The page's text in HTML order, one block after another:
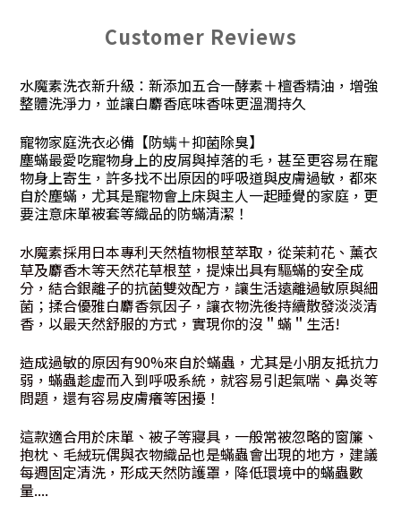
Customer Reviews
水魔素洗衣新升級：新添加五合一酵素＋檀香精油，增強
整體洗淨力，並讓白麝香底味香味更溫潤持久
寵物家庭洗衣必備【防螨＋抑菌除臭】
塵蟎最愛吃寵物身上的皮屑與掉落的毛，甚至更容易在寵
物身上寄生，許多找不出原因的呼吸道與皮膚過敏，都來
自於塵蟎，尤其是寵物會上床與主人一起睡覺的家庭，更
要注意床單被套等織品的防蟎清潔！
水魔素採用日本專利天然植物根莖萃取，從茉莉花、薰衣
草及麝香木等天然花草根莖，提煉出具有驅蟎的安全成
分，結合銀離子的抗菌雙效配方，讓生活遠離過敏原與細
菌；揉合優雅白麝香氛因子，讓衣物洗後持續散發淡淡清
香，以最天然舒服的方式，實現你的沒＂蟎＂生活!
造成過敏的原因有90%來自於蟎蟲，尤其是小朋友抵抗力
弱，蟎蟲趁虛而入到呼吸系統，就容易引起氣喘、鼻炎等
問題，還有容易皮膚癢等困擾！
這款適合用於床單、被子等寢具，一般常被忽略的窗簾、
抱枕、毛絨玩偶與衣物織品也是蟎蟲會出現的地方，建議
每週固定清洗，形成天然防護罩，降低環境中的蟎蟲數
量....